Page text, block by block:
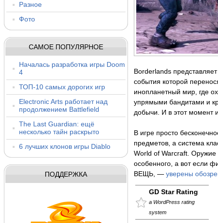
Разное
Фото
САМОЕ ПОПУЛЯРНОЕ
Началась разработка игры Doom
4
ТОП-10 самых дорогих игр
Electronic Arts работает над
продолжением Battlefield
The Last Guardian: ещё
несколько тайн раскрыто
6 лучших клонов игры Diablo
ПОДДЕРЖКА
Borderlands
события которой
инопланетный мир, где
упрямыми бандитами и
добычи. И в этот момент
В игре просто
предметов, а система
World of Warcraft.
особенного, а вот если
ВЕЩЬ, — уверены
GD Star Rating
a WordPress rating
system